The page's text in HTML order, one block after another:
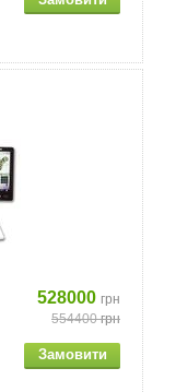
528000 грн
554400грн